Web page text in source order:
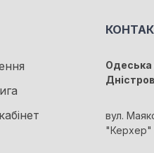
Одеська
вул.
"Керхер"